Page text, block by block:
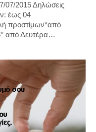
07/2015 Δηλώσεις
έως 04
προστίμων*από
από Δευτέρα…